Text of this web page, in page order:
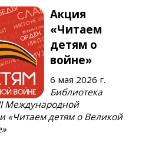
Акция
«Читаем
детям о
войне»
6 мая 2026 г.
Библиотека
Международной
«Читаем детям о Великой